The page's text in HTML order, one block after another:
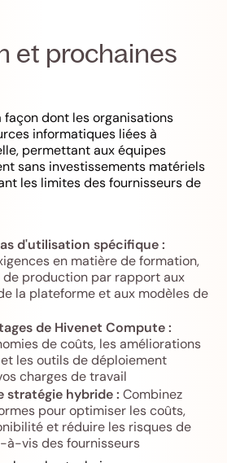
et prochaines
dont les organisations
informatiques liées à
permettant aux équipes
sans investissements matériels
les limites des fournisseurs de
d'utilisation spécifique :
en matière de formation,
production par rapport aux
la plateforme et aux modèles de
de Hivenet Compute :
de coûts, les améliorations
les outils de déploiement
charges de travail
stratégie hybride : Combinez
pour optimiser les coûts,
et réduire les risques de
à-vis des fournisseurs